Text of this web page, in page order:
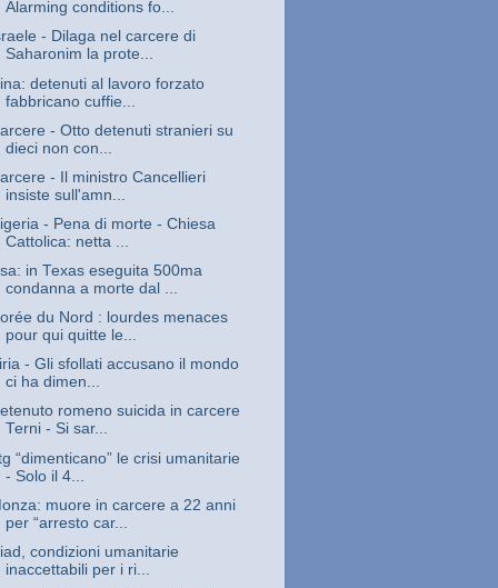
Alarming conditions fo...
- Dilaga nel carcere di
Saharonim la prote...
detenuti al lavoro forzato
fabbricano cuffie...
- Otto detenuti stranieri su
dieci non con...
- Il ministro Cancellieri
insiste sull'amn...
- Pena di morte - Chiesa
Cattolica: netta ...
in Texas eseguita 500ma
condanna a morte dal ...
du Nord : lourdes menaces
pour qui quitte le...
- Gli sfollati accusano il mondo
ci ha dimen...
romeno suicida in carcere
Terni - Si sar...
“dimenticano” le crisi umanitarie
- Solo il 4...
muore in carcere a 22 anni
per “arresto car...
condizioni umanitarie
inaccettabili per i ri...